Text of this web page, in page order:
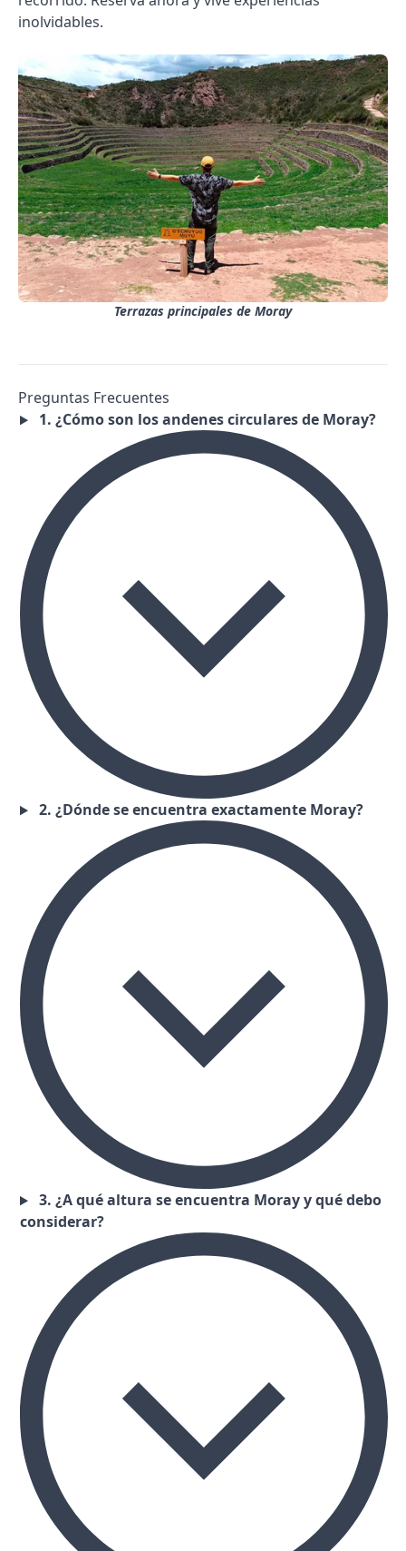
inolvidables.
Terrazas principales de Moray
Preguntas Frecuentes
1. ¿Cómo son los andenes circulares de Moray?
2. ¿Dónde se encuentra exactamente Moray?
3. ¿A qué altura se encuentra Moray y qué debo
considerar?